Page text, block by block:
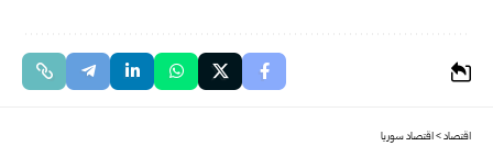
اقتصاد>اقتصاد سوريا